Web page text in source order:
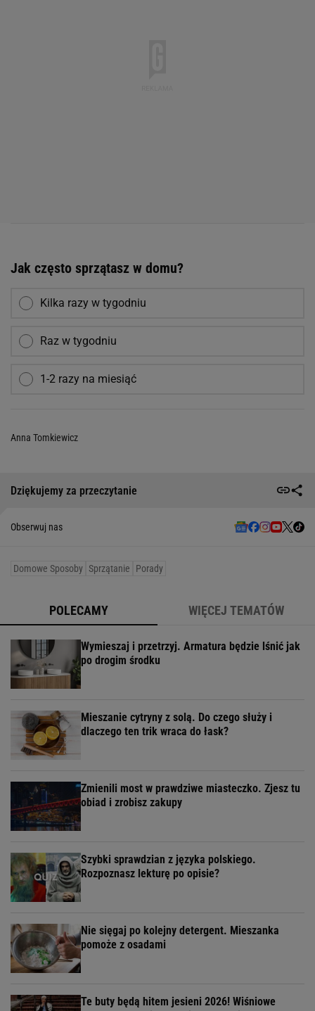
Jak często sprzątasz w domu?
Kilka razy w tygodniu
Raz w tygodniu
1-2 razy na miesiąć
Anna Tomkiewicz
Dziękujemy za przeczytanie
Obserwuj nas
Domowe Sposoby Sprzątanie Porady
POLECAMY WIĘCEJ TEMATÓW
Wymieszaj i przetrzyj. Armatura będzie lśnić jak
po drogim środku
Mieszanie cytryny z solą. Do czego służy i
dlaczego ten trik wraca do łask?
Zmienili most w prawdziwe miasteczko. Zjesz tu
obiad i zrobisz zakupy
Szybki sprawdzian z języka polskiego.
Rozpoznasz lekturę po opisie?
Nie sięgaj po kolejny detergent. Mieszanka
pomoże z osadami
Te buty będą hitem jesieni 2026! Wiśniowe